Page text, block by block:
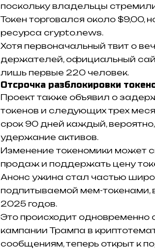
поскольку владельцы
Токен торговался около $9,00,
ресурса crypto.news.
Хотя первоначальный твит о
держателей, официальный
лишь первые 220 человек.
Отсрочка разблокировки
Проект также объявил о
токенов и следующих трех
срок 90 дней каждый,
удержание активов.
Изменение токеномики может
продаж и поддержать цену
Анонс ужина стал частью
подпитываемой мем-токенами,
2025 годов.
Это происходит одновременно
кампании Трампа в
сообщениям, теперь открыт к